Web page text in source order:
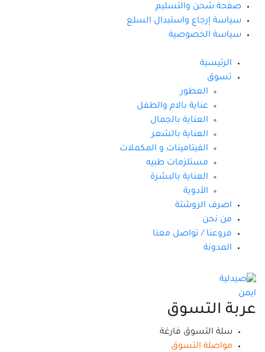
صفحة شحن والتسليم
سياسة إرجاع واستبدال السلع
سياسة الخصوصية
الرئيسية
تسوق
العطور
عناية بالام والطفل
العناية بالجمال
العناية بالشعر
الفيتامينات و المكملات
مستلزمات طبيه
العناية بالبشرة
الأدوية
اصرف الروشتة
من نحن
فروعنا / تواصل معنا
المدونة
عربة التسوق
سلة التسوق فارغة
مواصلة التسوق